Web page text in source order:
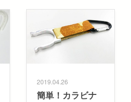
2019.04.26
簡単！カラビナ